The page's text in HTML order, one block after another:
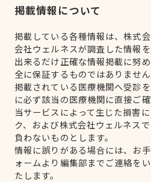
掲載情報について
掲載している各種情報は、株式
会社ウェルネスが調査した情報を
出来るだけ正確な情報掲載に努
全に保証するものではありません
掲載されている医療機関へ受診
に必ず該当の医療機関に直接ご確
当サービスによって生じた損害
ク、および株式会社ウェルネス
負わないものとします。
情報に誤りがある場合には、お
ォームより編集部までご連絡を
たします。